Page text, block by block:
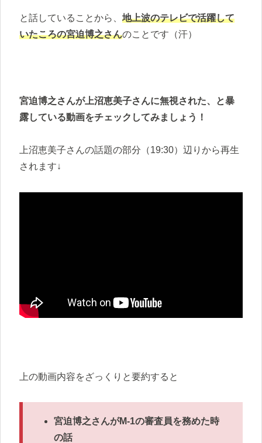
と話していることから、 地上波のテレビで活躍して
いたころの宮迫博之さんのことです（汗）
宮迫博之さんが上沼恵美子さんに無視された、と暴
露している動画をチェックしてみましょう！
上沼恵美子さんの話題の部分（19:30）辺りから再生
されます↓
上の動画内容をざっくりと要約すると
宮迫博之さんがM-1の審査員を務めた時
の話